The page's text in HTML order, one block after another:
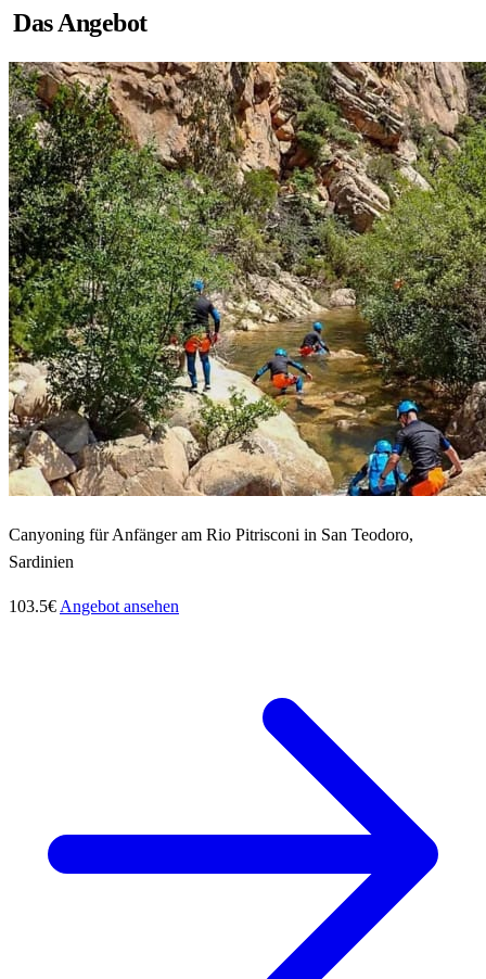
Das Angebot
Canyoning für Anfänger am Rio Pitrisconi in San Teodoro,
Sardinien
103.5€ Angebot ansehen